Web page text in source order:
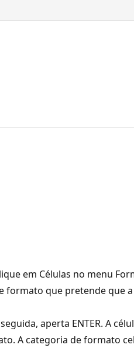
em Células no menu
que pretende que
aperta ENTER. A
A categoria de formato